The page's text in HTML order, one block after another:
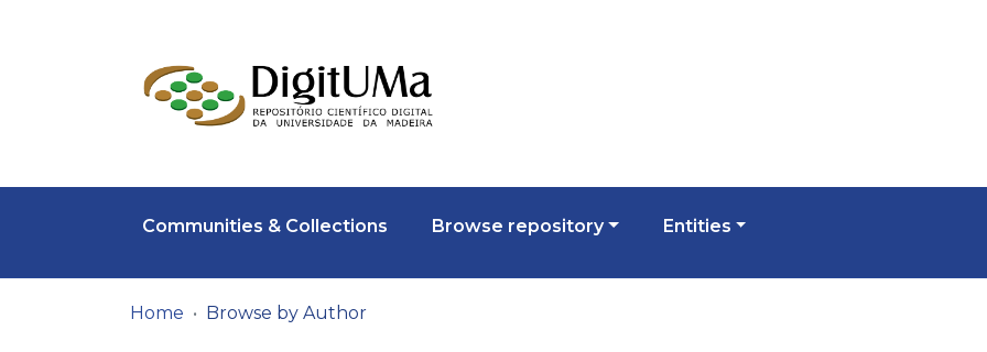
Communities & Collections Browse repository Entities
Home Browse by Author